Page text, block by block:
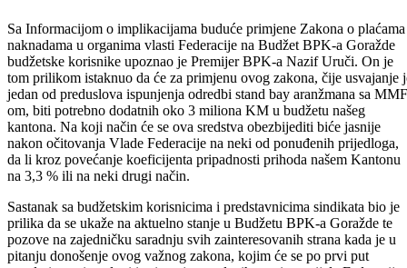
Sa Informacijom o implikacijama buduće primjene Zakona o
naknadama u organima vlasti Federacije na Budžet BPK-a Goražde
budžetske korisnike upoznao je Premijer BPK-a Nazif Uruči. On je
tom prilikom istaknuo da će za primjenu ovog zakona, čije usvajanje
jedan od preduslova ispunjenja odredbi stand bay aranžmana sa
om, biti potrebno dodatnih oko 3 miliona KM u budžetu našeg
kantona. Na koji način će se ova sredstva obezbijediti biće jasnije
da li kroz povećanje koeficijenta pripadnosti prihoda našem Kantonu
na 3,3 % ili na neki drugi način.
Sastanak sa budžetskim korisnicima i predstavnicima sindikata bio je